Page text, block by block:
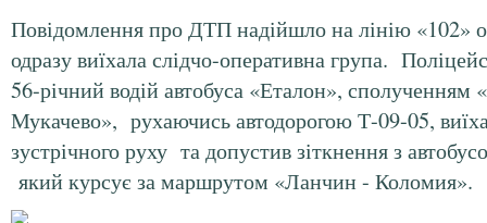
Повідомлення про ДТП надійшло на лінію «102»
одразу виїхала слідчо-оперативна група.
56-річний водій автобуса «Еталон»,
Мукачево», рухаючись автодорогою Т-09-05,
зустрічного руху та допустив зіткнення з
який курсує за маршрутом «Ланчин - Коломия».